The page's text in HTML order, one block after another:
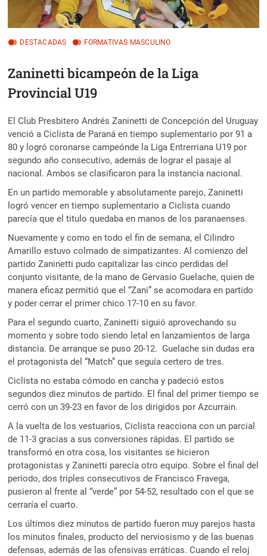
DESTACADAS FORMATIVAS MASCULINO
Zaninetti bicampeón de la Liga
Provincial U19
El Club Presbitero Andrés Zaninetti de Concepción del Uruguay
venció a Ciclista de Paraná en tiempo suplementario por 91 a
80 y logrócoronarse campeónde la Liga Entrerriana U19 por
segundo año consecutivo, además de lograr el pasaje al
nacional. Ambos se clasificaron para la instancia nacional.
En un partido memorable y absolutamente parejo, Zaninetti
logró vencer en tiempo suplementario a Ciclista cuando
parecía que el titulo quedaba en manos de los paranaenses.
Nuevamente y como en todo el fin de semana, el Cilindro
Amarillo estuvo colmado de simpatizantes. Al comienzo del
partido Zaninetti pudo capitalizar las cinco perdidas del
conjunto visitante, de la mano de Gervasio Guelache, quien de
manera eficaz permitió que el “Zani” se acomodara en partido
y poder cerrar el primer chico 17-10 en su favor.
Para el segundo cuarto, Zaninetti siguió aprovechando su
momento y sobre todo siendo letal en lanzamientos de larga
distancia. De arranque se puso 20-12. Guelache sin dudas era
el protagonista del “Match” que seguía certero de tres.
Ciclista no estaba cómodo en cancha y padeció estos
segundos diez minutos de partido. El final del primer tiempo se
cerró con un 39-23 en favor de los dirigidos por Azcurrain.
A la vuelta de los vestuarios, Ciclista reacciona con un parcial
de 11-3 gracias a sus conversiones rápidas. El partido se
transformó en otra cosa, los visitantes se hicieron
protagonistas y Zaninetti parecía otro equipo. Sobre el final del
periodo, dos triples consecutivos de Francisco Fravega,
pusieron al frente al “verde” por 54-52, resultado con el que se
cerraría el cuarto.
Los últimos diez minutos de partido fueron muy parejos hasta
los minutos finales, producto del nerviosismo y de las buenas
defensas, además de las ofensivas erráticas. Cuando el reloj